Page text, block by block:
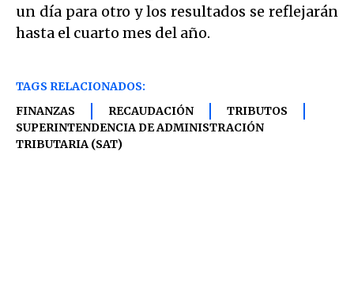
un día para otro y los resultados se reflejarán
hasta el cuarto mes del año.
TAGS RELACIONADOS:
FINANZAS
RECAUDACIÓN
TRIBUTOS
SUPERINTENDENCIA DE ADMINISTRACIÓN
TRIBUTARIA (SAT)